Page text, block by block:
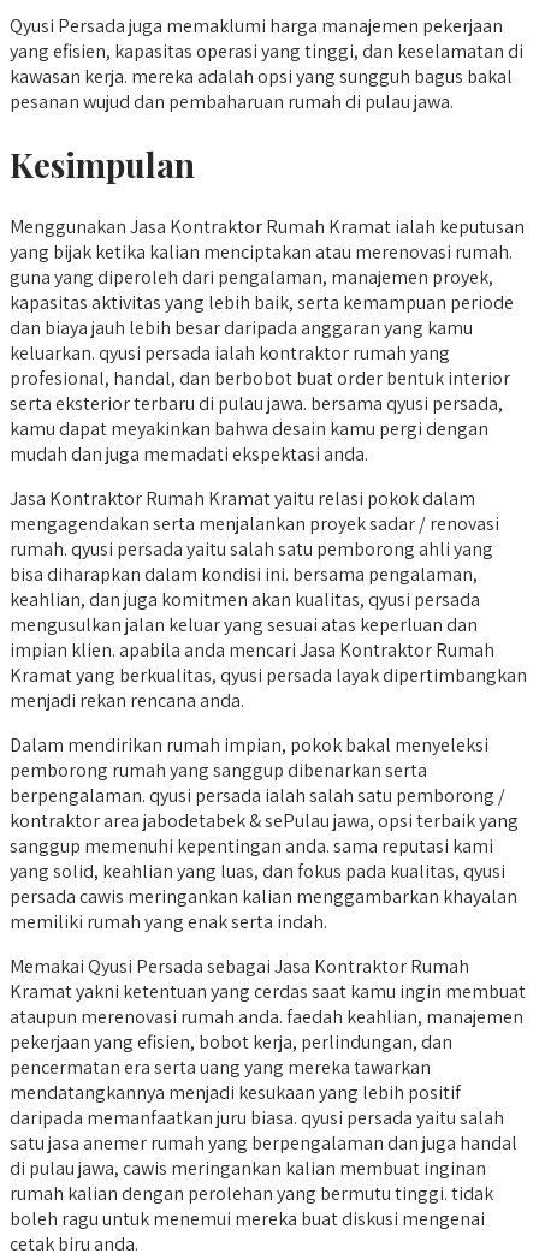
Qyusi Persada juga memaklumi harga manajemen pekerjaan
yang efisien, kapasitas operasi yang tinggi, dan keselamatan di
kawasan kerja. mereka adalah opsi yang sungguh bagus bakal
pesanan wujud dan pembaharuan rumah di pulau jawa.
Kesimpulan
Menggunakan Jasa Kontraktor Rumah Kramat ialah keputusan
yang bijak ketika kalian menciptakan atau merenovasi rumah.
guna yang diperoleh dari pengalaman, manajemen proyek,
kapasitas aktivitas yang lebih baik, serta kemampuan periode
dan biaya jauh lebih besar daripada anggaran yang kamu
keluarkan. qyusi persada ialah kontraktor rumah yang
profesional, handal, dan berbobot buat order bentuk interior
serta eksterior terbaru di pulau jawa. bersama qyusi persada,
kamu dapat meyakinkan bahwa desain kamu pergi dengan
mudah dan juga memadati ekspektasi anda.
Jasa Kontraktor Rumah Kramat yaitu relasi pokok dalam
mengagendakan serta menjalankan proyek sadar / renovasi
rumah. qyusi persada yaitu salah satu pemborong ahli yang
bisa diharapkan dalam kondisi ini. bersama pengalaman,
keahlian, dan juga komitmen akan kualitas, qyusi persada
mengusulkan jalan keluar yang sesuai atas keperluan dan
impian klien. apabila anda mencari Jasa Kontraktor Rumah
Kramat yang berkualitas, qyusi persada layak dipertimbangkan
menjadi rekan rencana anda.
Dalam mendirikan rumah impian, pokok bakal menyeleksi
pemborong rumah yang sanggup dibenarkan serta
berpengalaman. qyusi persada ialah salah satu pemborong /
kontraktor area jabodetabek & sePulau jawa, opsi terbaik yang
sanggup memenuhi kepentingan anda. sama reputasi kami
yang solid, keahlian yang luas, dan fokus pada kualitas, qyusi
persada cawis meringankan kalian menggambarkan khayalan
memiliki rumah yang enak serta indah.
Memakai Qyusi Persada sebagai Jasa Kontraktor Rumah
Kramat yakni ketentuan yang cerdas saat kamu ingin membuat
ataupun merenovasi rumah anda. faedah keahlian, manajemen
pekerjaan yang efisien, bobot kerja, perlindungan, dan
pencermatan era serta uang yang mereka tawarkan
mendatangkannya menjadi kesukaan yang lebih positif
daripada memanfaatkan juru biasa. qyusi persada yaitu salah
satu jasa anemer rumah yang berpengalaman dan juga handal
di pulau jawa, cawis meringankan kalian membuat inginan
rumah kalian dengan perolehan yang bermutu tinggi. tidak
boleh ragu untuk menemui mereka buat diskusi mengenai
cetak biru anda.